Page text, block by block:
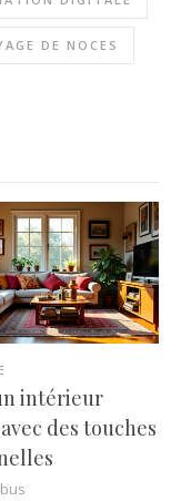
DE NOCES
intérieur
des touches